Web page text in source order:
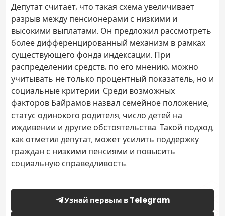
Депутат считает, что такая схема увеличивает
разрыв между пенсионерами с низкими и
высокими выплатами. Он предложил рассмотреть
более дифференцированный механизм в рамках
существующего фонда индексации. При
распределении средств, по его мнению, можно
учитывать не только процентный показатель, но и
социальные критерии. Среди возможных
факторов Байрамов назвал семейное положение,
статус одинокого родителя, число детей на
иждивении и другие обстоятельства. Такой подход,
как отметил депутат, может усилить поддержку
граждан с низкими пенсиями и повысить
социальную справедливость.
Узнай первым в Telegram